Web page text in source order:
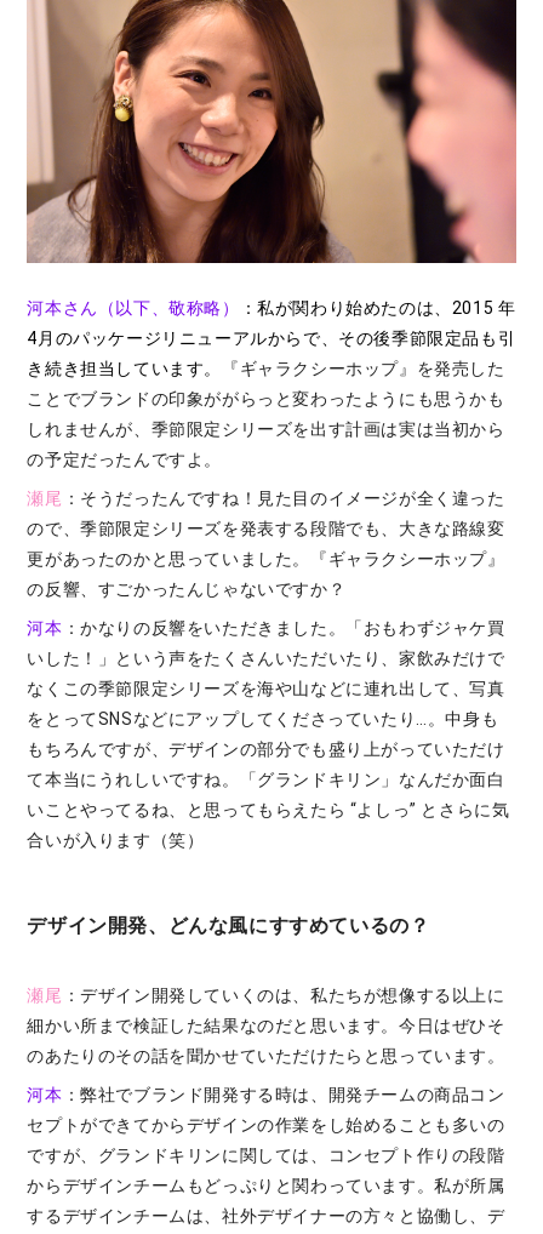
河本さん（以下、敬称略）
：私が関わり始めたのは、2015 年
4月のパッケージリニューアルからで、その後季節限定品も引
き続き担当しています。
『ギャラクシーホップ』を発売した
ことでブランドの印象ががらっと変わったようにも思うかも
しれませんが、季節限定シリーズを出す計画は実は当初から
の予定だったんですよ。
瀬尾 ：そうだったんですね！見た目のイメージが全く違った
ので、季節限定シリーズを発表する段階でも、大きな路線変
更があったのかと思っていました。『ギャラクシーホップ』
の反響、すごかったんじゃないですか？
河本 ：かなりの反響をいただきました。「おもわずジャケ買
いした！」という声をたくさんいただいたり、家飲みだけで
なくこの季節限定シリーズを海や山などに連れ出して、写真
をとってSNSなどにアップしてくださっていたり…。中身も
もちろんですが、デザインの部分でも盛り上がっていただけ
て本当にうれしいですね。「グランドキリン」なんだか面白
いことやってるね、と思ってもらえたら “よしっ” とさらに気
合いが入ります（笑）
デザイン開発、どんな風にすすめているの？
瀬尾 ：デザイン開発していくのは、私たちが想像する以上に
細かい所まで検証した結果なのだと思います。今日はぜひそ
のあたりのその話を聞かせていただけたらと思っています。
河本 ：弊社でブランド開発する時は、開発チームの商品コン
セプトができてからデザインの作業をし始めることも多いの
ですが、グランドキリンに関しては、コンセプト作りの段階
からデザインチームもどっぷりと関わっています。私が所属
するデザインチームは、社外デザイナーの方々と協働し、デ